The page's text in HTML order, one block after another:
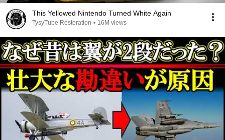
This Yellowed Nintendo Turned White Again
TysyTube Restoration • 16M views